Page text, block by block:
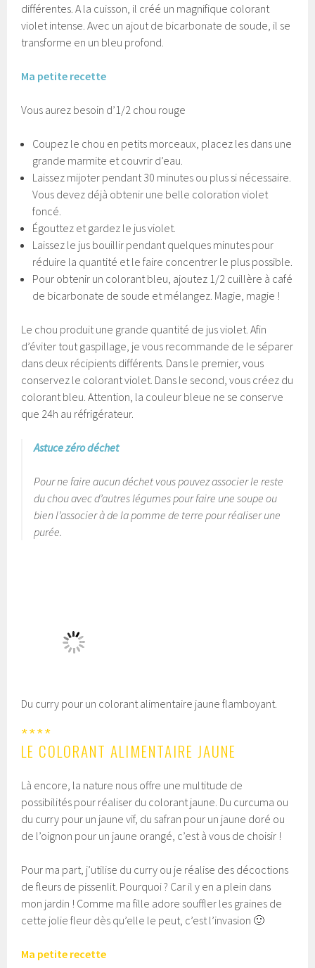
différentes. A la cuisson, il créé un magnifique colorant
violet intense. Avec un ajout de bicarbonate de soude, il se
transforme en un bleu profond.
Ma petite recette
Vous aurez besoin d’1/2 chou rouge
Coupez le chou en petits morceaux, placez les dans une
grande marmite et couvrir d’eau.
Laissez mijoter pendant 30 minutes ou plus si nécessaire.
Vous devez déjà obtenir une belle coloration violet
foncé.
Égouttez et gardez le jus violet.
Laissez le jus bouillir pendant quelques minutes pour
réduire la quantité et le faire concentrer le plus possible.
Pour obtenir un colorant bleu, ajoutez 1/2 cuillère à café
de bicarbonate de soude et mélangez. Magie, magie !
Le chou produit une grande quantité de jus violet. Afin
d’éviter tout gaspillage, je vous recommande de le séparer
dans deux récipients différents. Dans le premier, vous
conservez le colorant violet. Dans le second, vous créez du
colorant bleu.Attention, la couleur bleue ne se conserve
que 24h au réfrigérateur.
Astuce zéro déchet
Pour ne faire aucun déchet vous pouvez associer le reste
du chou avec d’autres légumes pour faire une soupe ou
bien l’associer à de la pomme de terre pour réaliser une
purée.
Du curry pour un colorant alimentaire jaune flamboyant.
****
LE COLORANT ALIMENTAIRE JAUNE
Là encore, la nature nous offre une multitude de
possibilités pour réaliser du colorant jaune. Du curcuma ou
du curry pour un jaune vif, du safran pour un jaune doré ou
de l’oignon pour un jaune orangé, c’est à vous de choisir !
Pour ma part, j’utilise du curry ou je réalise des décoctions
de fleurs de pissenlit. Pourquoi ? Car il y en a plein dans
mon jardin ! Comme ma fille adore souffler les graines de
cette jolie fleur dès qu’elle le peut, c’est l’invasion 🙂
Ma petite recette